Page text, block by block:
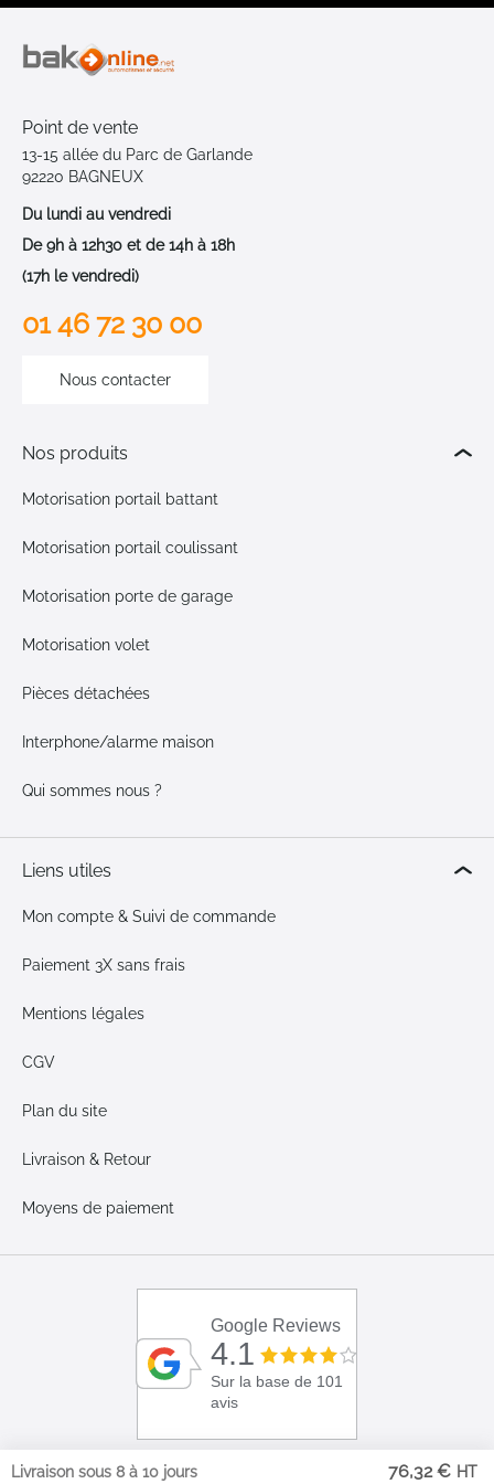
76,32 €
Livraison sous 8 à 10 jours
Point de vente
13-15 allée du Parc de Garlande
92220 BAGNEUX
Du lundi au vendredi
De 9h à 12h30 et de 14h à 18h
(17h le vendredi)
01 46 72 30 00
Nous contacter
Nos produits
Motorisation portail battant
Motorisation portail coulissant
Motorisation porte de garage
Motorisation volet
Pièces détachées
Interphone/alarme maison
Qui sommes nous ?
Liens utiles
Mon compte & Suivi de commande
Paiement 3X sans frais
Mentions légales
CGV
Plan du site
Livraison & Retour
Moyens de paiement
Google Reviews
4.1
Sur la base de 101
avis